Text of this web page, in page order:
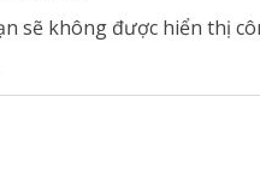
sẽ không được hiển thị